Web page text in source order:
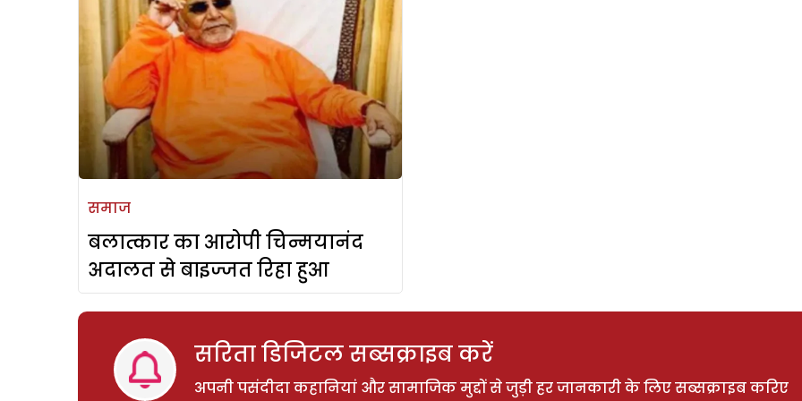
समाज
बलात्कार का आरोपी चिन्मयानंद
अदालत से बाइज्जत रिहा हुआ
सरिता डिजिटल सब्सक्राइब करें
अपनी पसंदीदा कहानियां और सामाजिक मुद्दों से जुड़ी हर जानकारी के लिए सब्सक्राइब करिए